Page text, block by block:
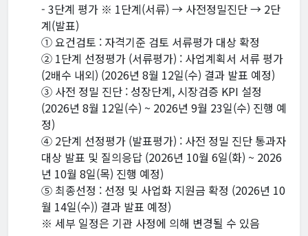
- 3단계 평가 ※ 1단계(서류) → 사전정밀진단 → 2단
계(발표)
① 요건검토 : 자격기준 검토 서류평가 대상 확정
② 1단계 선정평가 (서류평가) : 사업계획서 서류 평가
(2배수 내외) (2026년 8월 12일(수) 결과 발표 예정)
③ 사전 정밀 진단 : 성장단계, 시장검증 KPI 설정
(2026년 8월 12일(수) ~ 2026년 9월 23일(수) 진행 예
정)
④ 2단계 선정평가 (발표평가) : 사전 정밀 진단 통과자
대상 발표 및 질의응답 (2026년 10월 6일(화) ~ 2026
년 10월 8일(목) 진행 예정)
⑤ 최종선정 : 선정 및 사업화 지원금 확정 (2026년 10
월 14일(수)) 결과 발표 예정)
※ 세부 일정은 기관 사정에 의해 변경될 수 있음